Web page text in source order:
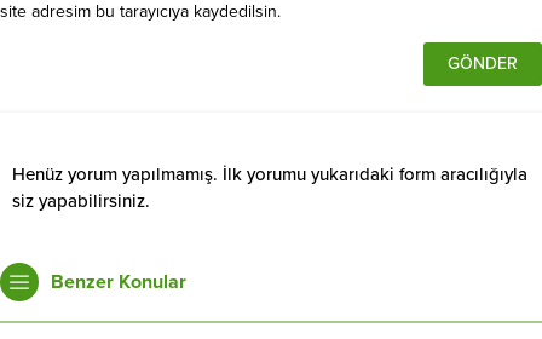
site adresim bu tarayıcıya kaydedilsin.
Henüz yorum yapılmamış. İlk yorumu yukarıdaki form aracılığıyla
siz yapabilirsiniz.
Benzer Konular